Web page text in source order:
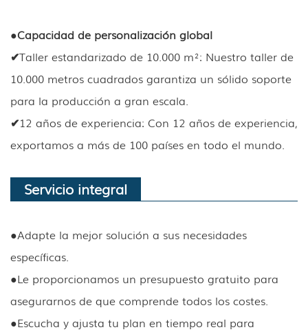
●Capacidad de personalización global
✔Taller estandarizado de 10.000 m²: Nuestro taller de
10.000 metros cuadrados garantiza un sólido soporte
para la producción a gran escala.
✔12 años de experiencia: Con 12 años de experiencia,
exportamos a más de 100 países en todo el mundo.
Servicio integral
●Adapte la mejor solución a sus necesidades
específicas.
●Le proporcionamos un presupuesto gratuito para
asegurarnos de que comprende todos los costes.
●Escucha y ajusta tu plan en tiempo real para